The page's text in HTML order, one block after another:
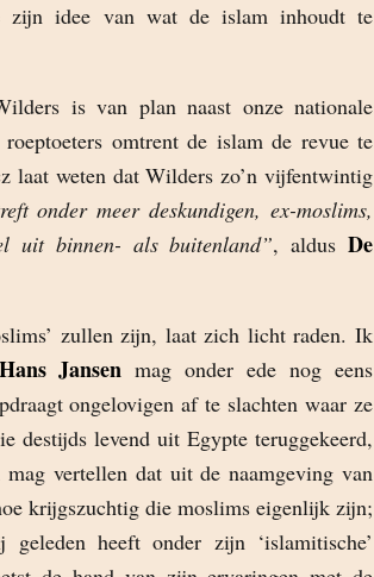
zijn idee van wat de islam inhoudt te
is van plan naast onze nationale
omtrent de islam de revue te
laat weten dat Wilders zo’n vijfentwintig
onder meer deskundigen, ex-moslims,
uit binnen- als buitenland”, aldusDe
zullen zijn, laat zich licht raden. Ik
Hans Jansen mag onder ede nog eens
ongelovigen af te slachten waar ze
destijds levend uit Egypte teruggekeerd,
mag vertellen dat uit de naamgeving van
krijgszuchtig die moslims eigenlijk zijn;
geleden heeft onder zijn ‘islamitische’